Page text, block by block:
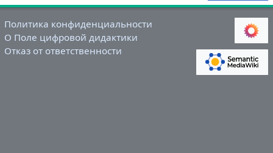
Политика конфиденциальности
О Поле цифровой дидактики
Отказ от ответственности